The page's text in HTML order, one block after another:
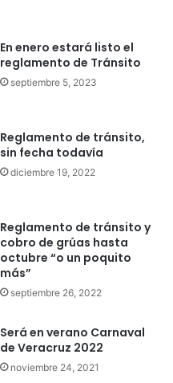
En enero estará listo el
reglamento de Tránsito
septiembre 5, 2023
Reglamento de tránsito,
sin fecha todavía
diciembre 19, 2022
Reglamento de tránsito y
cobro de grúas hasta
octubre “o un poquito
más”
septiembre 26, 2022
Será en verano Carnaval
de Veracruz 2022
noviembre 24, 2021